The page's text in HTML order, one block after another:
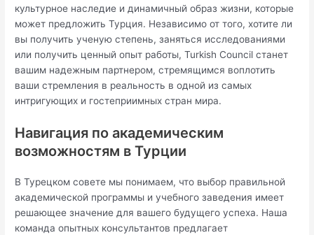
культурное наследие и динамичный образ жизни, которые
может предложить Турция. Независимо от того, хотите ли
вы получить ученую степень, заняться исследованиями
или получить ценный опыт работы, Turkish Council станет
вашим надежным партнером, стремящимся воплотить
ваши стремления в реальность в одной из самых
интригующих и гостеприимных стран мира.
Навигация по академическим
возможностям в Турции
В Турецком совете мы понимаем, что выбор правильной
академической программы и учебного заведения имеет
решающее значение для вашего будущего успеха. Наша
команда опытных консультантов предлагает